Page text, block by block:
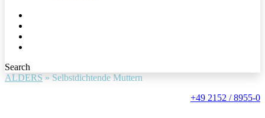
Search
ALDERS » Selbstdichtende Muttern
+49 2152 / 8955-0